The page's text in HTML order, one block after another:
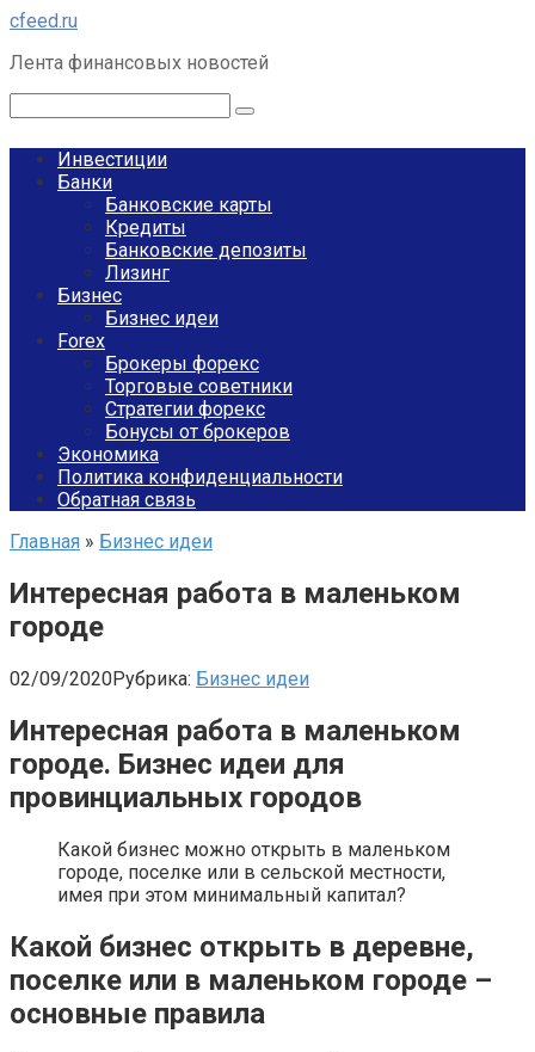
Перейти
контенту
cfeed.ru
Лента финансовых новостей
Инвестиции
Банки
Банковские карты
Кредиты
Банковские депозиты
Лизинг
Бизнес
Бизнес идеи
Forex
Брокеры форекс
Торговые советники
Стратегии форекс
Бонусы от брокеров
Экономика
Политика конфиденциальности
Обратная связь
Главная » Бизнес идеи
Интересная работа в маленьком
городе
02/09/2020Рубрика: Бизнес идеи
Интересная работа в маленьком
городе. Бизнес идеи для
провинциальных городов
Какой бизнес можно открыть в маленьком
городе, поселке или в сельской местности,
имея при этом минимальный капитал?
Какой бизнес открыть в деревне,
поселке или в маленьком городе –
основные правила